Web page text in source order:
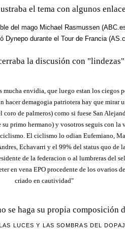
el tema con algunos
del mago Michael Rasmussen
Dynepo durante el Tour de Francia
la discusión con "lindezas"
envidia, que luego estan los ciegos
hacer demagogia patriotera hay que mirar
de palmeros) como si fuese San
su primo hermano) y vosotros seguis con la
El ciclismo lo odian Eufemiano,
Echavarri y el 99% del status quo de
de la federacion o al lumbreras del
en vena EPO procedente de los ovarios
criado en cautividad"
se haga su propia composición
LUCES Y LAS SOMBRAS DEL